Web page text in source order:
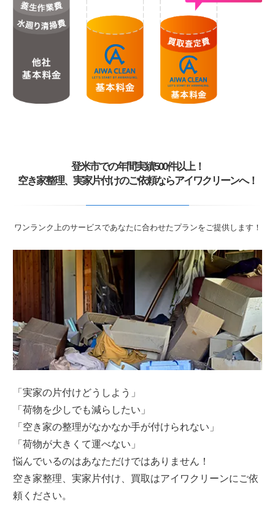
登米市での年間実績500件以上！
空き家整理、実家片付けのご依頼ならアイワクリーンへ！
ワンランク上のサービスであなたに合わせたプランをご提供します！
「実家の片付けどうしよう」
「荷物を少しでも減らしたい」
「空き家の整理がなかなか手が付けられない」
「荷物が大きくて運べない」
悩んでいるのはあなただけではありません！
空き家整理、実家片付け、買取はアイワクリーンにご依
頼ください。